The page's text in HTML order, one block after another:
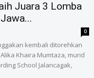
Juara 3 Lomba
0
kembali ditorehkan
Khaira Mumtaza, murid
School Jalancagak,